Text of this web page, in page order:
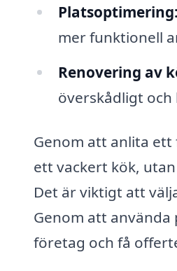
Platsoptimering:
mer funktionell
Renovering av
överskådligt
Genom att anlita
ett vackert kök,
Det är viktigt att
Genom att
företag och få